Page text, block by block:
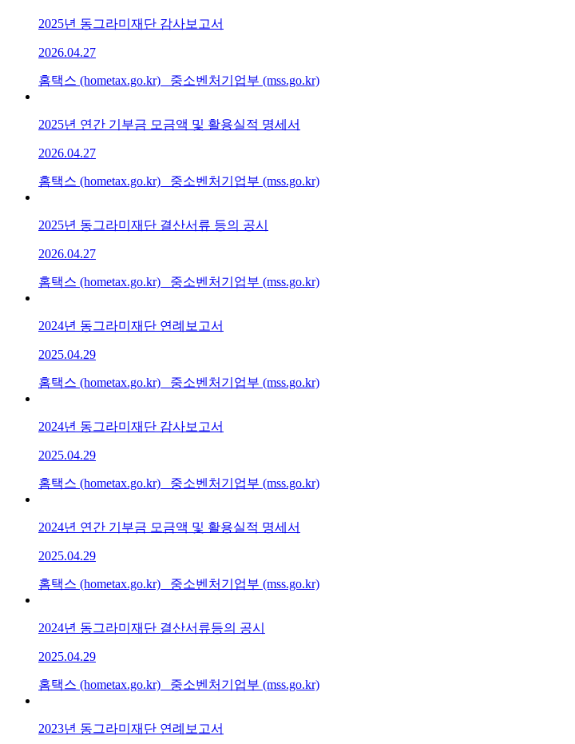
2025년 동그라미재단 감사보고서
2026.04.27
홈택스 (hometax.go.kr) 중소벤처기업부 (mss.go.kr)
2025년 연간 기부금 모금액 및 활용실적 명세서
2026.04.27
홈택스 (hometax.go.kr) 중소벤처기업부 (mss.go.kr)
2025년 동그라미재단 결산서류 등의 공시
2026.04.27
홈택스 (hometax.go.kr) 중소벤처기업부 (mss.go.kr)
2024년 동그라미재단 연례보고서
2025.04.29
홈택스 (hometax.go.kr) 중소벤처기업부 (mss.go.kr)
2024년 동그라미재단 감사보고서
2025.04.29
홈택스 (hometax.go.kr) 중소벤처기업부 (mss.go.kr)
2024년 연간 기부금 모금액 및 활용실적 명세서
2025.04.29
홈택스 (hometax.go.kr) 중소벤처기업부 (mss.go.kr)
2024년 동그라미재단 결산서류등의 공시
2025.04.29
홈택스 (hometax.go.kr) 중소벤처기업부 (mss.go.kr)
2023년 동그라미재단 연례보고서